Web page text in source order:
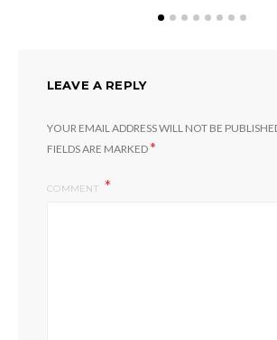
LEAVE A REPLY
YOUR EMAIL ADDRESS WILL NOT BE
FIELDS ARE MARKED*
COMMENT